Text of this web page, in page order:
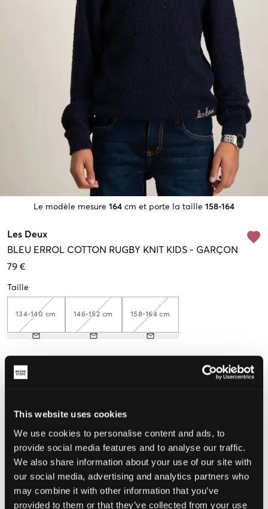
This website uses cookies
We use cookies to personalise content and ads, to
provide social media features and to analyse our traffic.
We also share information about your use of our site with
our social media, advertising and analytics partners who
may combine it with other information that you’ve
provided to them or that they’ve collected from your use
Le modèle mesure 164 cm et porte la taille 158-164
Les Deux
BLEU ERROL COTTON RUGBY KNIT KIDS - GARÇON
79 €
Taille
134-140 cm 146-152 cm 158-164 cm
Taille perçue
CHOISIR LA TAILLE
Livraison gratuite à partir de 69 €
Garantie de remboursement pendant 60 jours
Livraisons rapides